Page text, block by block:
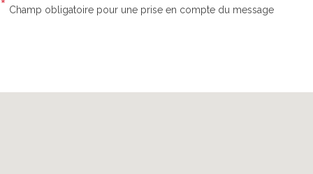
* Champ obligatoire pour une prise en compte du message